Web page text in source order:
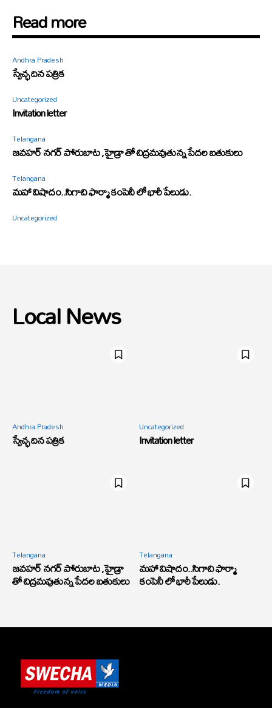
Read more
Andhra Pradesh
స్వేచ్ఛ దిన పత్రిక
Uncategorized
Invitation letter
Telangana
జవహర్ నగర్ పోరుబాట ,హైడ్రా తో చిద్రమవుతున్న పేదల బతుకులు
Telangana
మహా విషాదం..సిగాచి ఫార్మా కంపెనీ లో భారీ పేలుడు.
Uncategorized
Local News
Andhra Pradesh
స్వేచ్ఛ దిన పత్రిక
Uncategorized
Invitation letter
Telangana
జవహర్ నగర్ పోరుబాట ,హైడ్రా
తో చిద్రమవుతున్న పేదల బతుకులు
Telangana
మహా విషాదం..సిగాచి ఫార్మా
కంపెనీ లో భారీ పేలుడు.